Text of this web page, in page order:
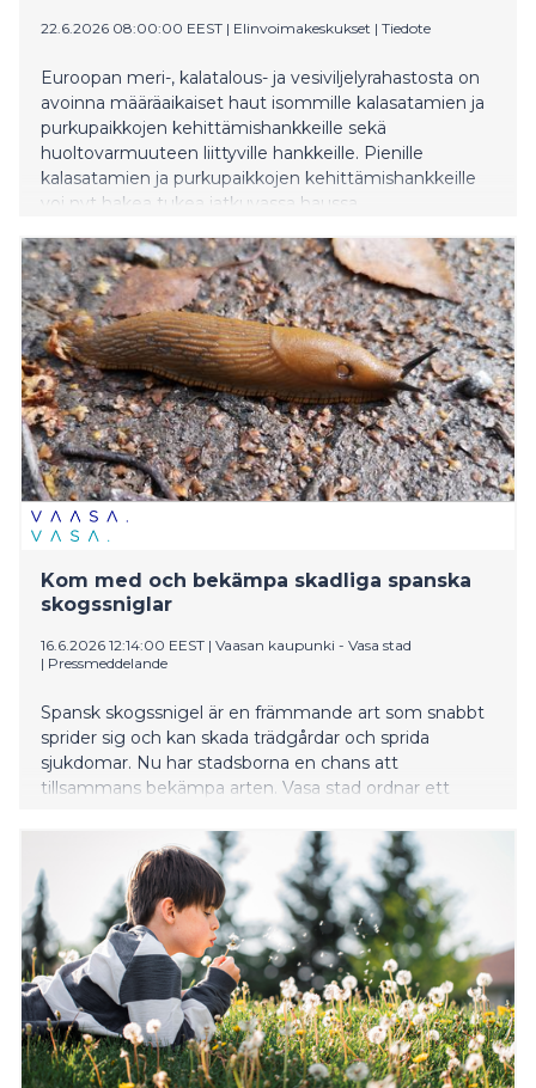
22.6.2026 08:00:00 EEST | Elinvoimakeskukset | Tiedote
Euroopan meri-, kalatalous- ja vesiviljelyrahastosta on
avoinna määräaikaiset haut isommille kalasatamien ja
purkupaikkojen kehittämishankkeille sekä
huoltovarmuuteen liittyville hankkeille. Pienille
kalasatamien ja purkupaikkojen kehittämishankkeille
voi nyt hakea tukea jatkuvassa haussa.
Kom med och bekämpa skadliga spanska
skogssniglar
16.6.2026 12:14:00 EEST | Vaasan kaupunki - Vasa stad
| Pressmeddelande
Spansk skogssnigel är en främmande art som snabbt
sprider sig och kan skada trädgårdar och sprida
sjukdomar. Nu har stadsborna en chans att
tillsammans bekämpa arten. Vasa stad ordnar ett
18.00 bakom koloniträdgården i Hemstrand.